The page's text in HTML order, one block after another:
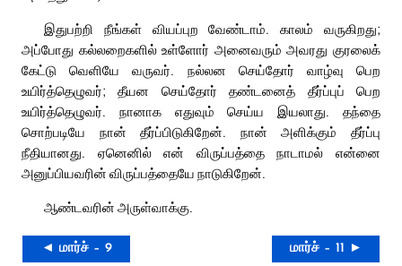
இதுபற்றி நீங்கள் வியப்புற வேண்டாம். காலம் வருகிறது;
அப்போது கல்லறைகளில் உள்ளோர் அனைவரும் அவரது குரலைக்
கேட்டு வெளியே வருவர். நல்லன செய்தோர் வாழ்வு பெற
உயிர்த்தெழுவர்; தீயன செய்தோர் தண்டனைத் தீர்ப்புப் பெற
உயிர்த்தெழுவர். நானாக எதுவும் செய்ய இயலாது. தந்தை
சொற்படியே நான் தீர்ப்பிடுகிறேன். நான் அளிக்கும் தீர்ப்பு
நீதியானது. ஏனெனில் என் விருப்பத்தை நாடாமல் என்னை
அனுப்பியவரின் விருப்பத்தையே நாடுகிறேன்.
ஆண்டவரின் அருள்வாக்கு.
◄ மார்ச் – 9 மார்ச் – 11 ►